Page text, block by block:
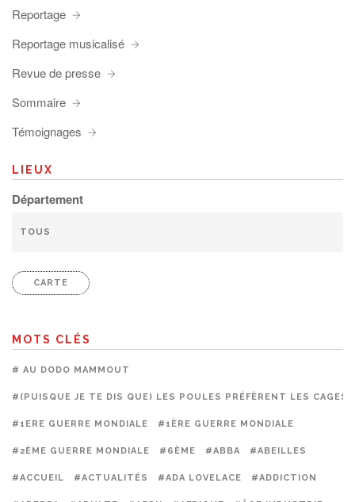
Reportage
Reportage musicalisé
Revue de presse
Sommaire
Témoignages
LIEUX
Département
CARTE
MOTS CLÉS
# AU DODO MAMMOUT
#(PUISQUE JE TE DIS QUE) LES POULES PRÉFÈRENT LES CAGES
#1ERE GUERRE MONDIALE #1ÈRE GUERRE MONDIALE
#2ÈME GUERRE MONDIALE #6ÈME #ABBA #ABEILLES
#ACCUEIL #ACTUALITÉS #ADA LOVELACE #ADDICTION